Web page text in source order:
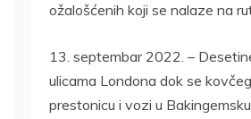
ožalošćenih koji se nalaze na
13. septembar 2022. –
ulicama Londona dok se
prestonicu i vozi u